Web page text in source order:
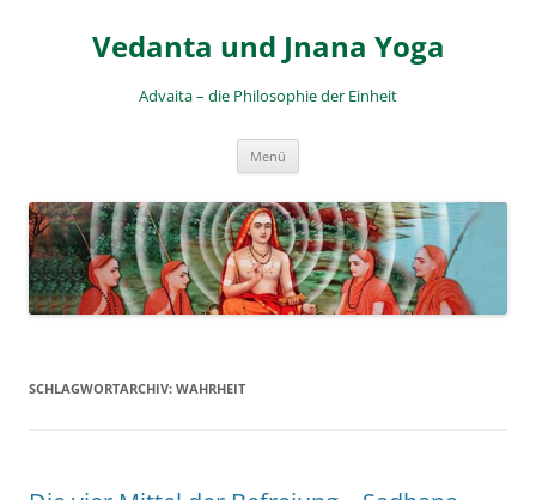
springenVedanta und Jnana Yoga
Advaita – die Philosophie der Einheit
Menü
SCHLAGWORTARCHIV: WAHRHEIT